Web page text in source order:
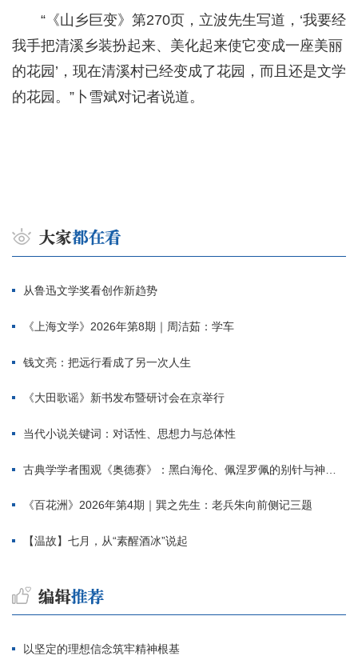
“《山乡巨变》第270页，立波先生写道，‘我要经
我手把清溪乡装扮起来、美化起来使它变成一座美丽
的花园’，现在清溪村已经变成了花园，而且还是文学
的花园。”卜雪斌对记者说道。
从鲁迅文学奖看创作新趋势
《上海文学》2026年第8期｜周洁茹：学车
钱文亮：把远行看成了另一次人生
《大田歌谣》新书发布暨研讨会在京举行
当代小说关键词：对话性、思想力与总体性
古典学学者围观《奥德赛》：黑白海伦、佩涅罗佩的别针与神秘入侵者
《百花洲》2026年第4期｜巽之先生：老兵朱向前侧记三题
【温故】七月，从“素醒酒冰”说起
以坚定的理想信念筑牢精神根基